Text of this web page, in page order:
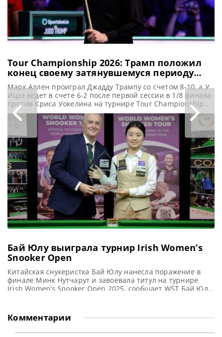
рейтинге,
продемонстрировал
многообещающие
Tour Championship 2026: Трамп положил
конец своему затянувшемуся периоду
неудач на турнире в Манчестере
Марк Аллен проиграл Джадду Трампу со счетом 8-10, а У
Ицзэ ведет в счете 6-2 после первой сессии в 1/8 финала
против Криса Уокелина на турнире Tour Championship
2026 в Manchester Central, сообщает WST Джадд Трамп на
турнире Tour Championship в Манчестере одержал свою
первую с 2020 года победу. В 1/8 финала он уступал
Марку
Бай Юлу выиграла турнир Irish Women’s
Snooker Open
Китайская снукеристка Бай Юлу нанесла поражение в
финале Минк Нутчарут и завоевала титул на турнире
Irish Women’s Snooker Open 2025, сообщает WST Бай Юлу
Snooker Open в штаб-квартире SBI в Карлоу, Ирландия.
Китайская звезда подчеркнула свой статус выдающегося
Комментарии